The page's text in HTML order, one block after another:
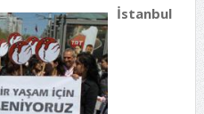
İstanbul